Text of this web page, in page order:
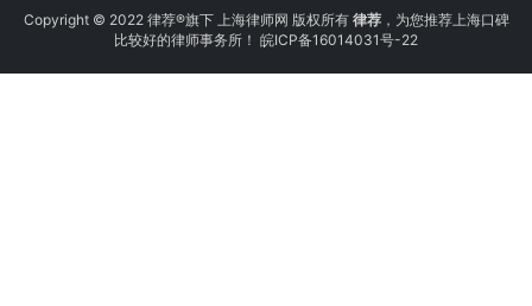
Copyright © 2022 律荐®旗下 上海律师网 版权所有 律荐，为您推荐上海口碑
比较好的律师事务所！ 皖ICP备16014031号-22